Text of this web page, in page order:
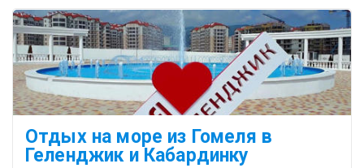
Отдых на море из Гомеля в
Геленджик и Кабардинку